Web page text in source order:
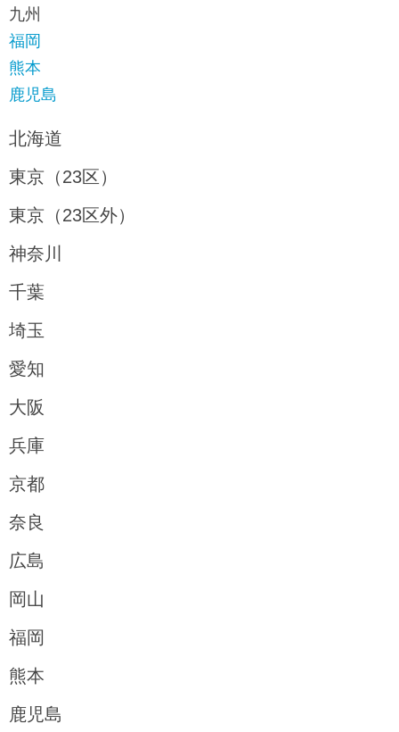
ー
に
移
動
し
す
ペ
ジ
本
に
移
ま
す
ッ
タ
情
報
に
移
動
九州
福岡
熊本
鹿児島
北海道
東京（23区）
東京（23区外）
神奈川
千葉
埼玉
愛知
大阪
兵庫
京都
奈良
広島
岡山
福岡
熊本
鹿児島
に
戻
り
ま
す